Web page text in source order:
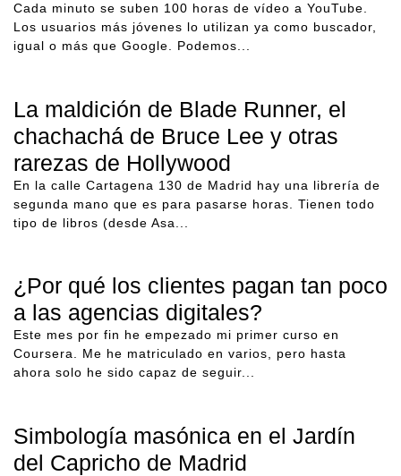
Cada minuto se suben 100 horas de vídeo a YouTube.
Los usuarios más jóvenes lo utilizan ya como buscador,
igual o más que Google. Podemos...
La maldición de Blade Runner, el
chachachá de Bruce Lee y otras
rarezas de Hollywood
En la calle Cartagena 130 de Madrid hay una librería de
segunda mano que es para pasarse horas. Tienen todo
tipo de libros (desde Asa...
¿Por qué los clientes pagan tan poco
a las agencias digitales?
Este mes por fin he empezado mi primer curso en
Coursera. Me he matriculado en varios, pero hasta
ahora solo he sido capaz de seguir...
Simbología masónica en el Jardín
del Capricho de Madrid